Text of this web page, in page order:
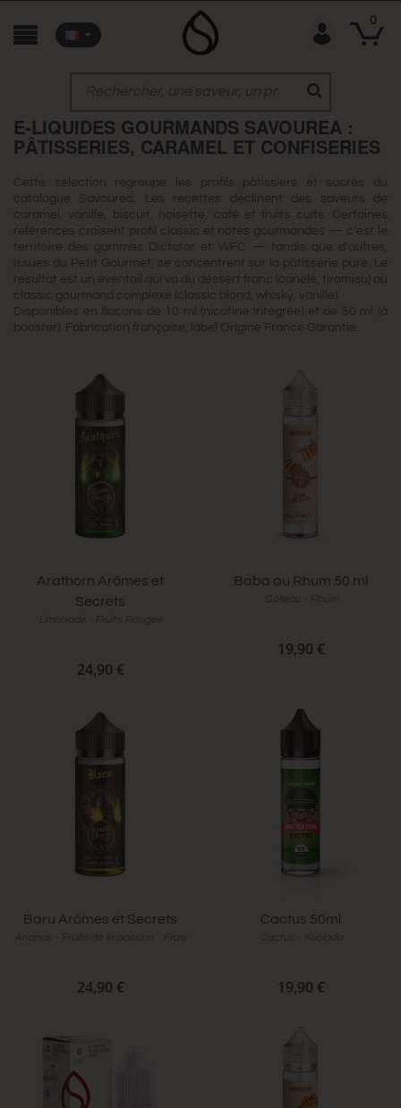
0
E-LIQUIDES GOURMANDS SAVOUREA :
PÂTISSERIES, CARAMEL ET CONFISERIES
Cette sélection regroupe les profils pâtissiers et sucrés du
catalogue Savourea. Les recettes déclinent des saveurs de
caramel, vanille, biscuit, noisette, café et fruits cuits. Certaines
références croisent profil classic et notes gourmandes — c'est le
territoire des gammes Dictator et WFC — tandis que d'autres,
issues du Petit Gourmet, se concentrent sur la pâtisserie pure. Le
résultat est un éventail qui va du dessert franc (canelé, tiramisu) au
classic gourmand complexe (classic blond, whisky, vanille).
Disponibles en flacons de 10 ml (nicotine intégrée) et de 50 ml (à
booster). Fabrication française, label Origine France Garantie.
Arathorn Arômes et
Secrets
24,90 €
Baba au Rhum 50 ml
19,90 €
Baru Arômes et Secrets
24,90 €
Cactus 50ml
19,90 €